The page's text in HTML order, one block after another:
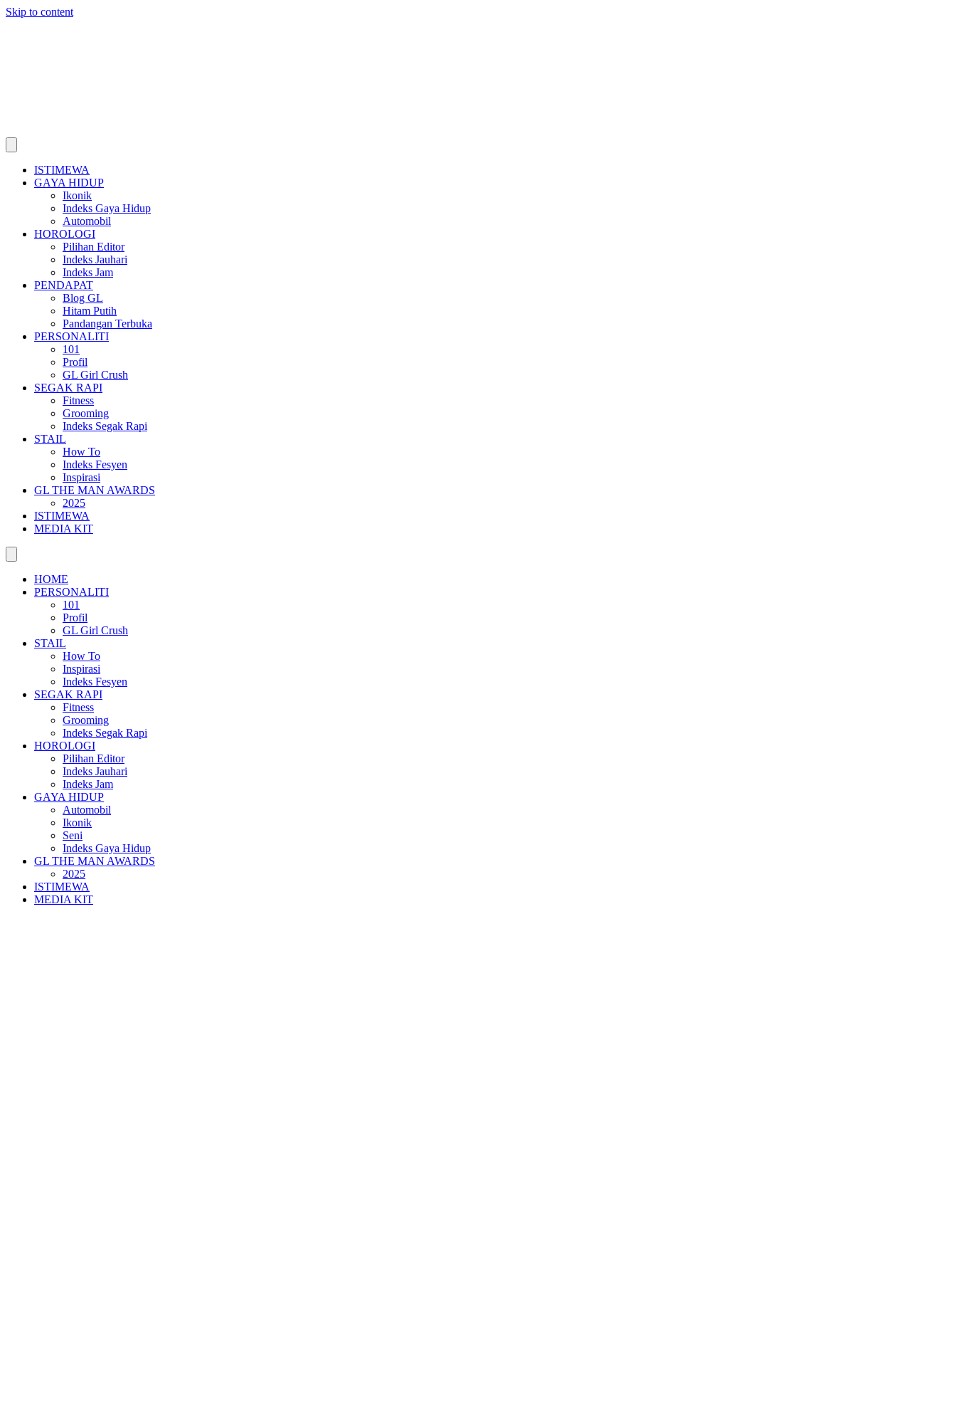
Skip to content
ISTIMEWA
GAYA HIDUP
Ikonik
Indeks Gaya Hidup
Automobil
HOROLOGI
Pilihan Editor
Indeks Jauhari
Indeks Jam
PENDAPAT
Blog GL
Hitam Putih
Pandangan Terbuka
PERSONALITI
101
Profil
GL Girl Crush
SEGAK RAPI
Fitness
Grooming
Indeks Segak Rapi
STAIL
How To
Indeks Fesyen
Inspirasi
GL THE MAN AWARDS
2025
ISTIMEWA
MEDIA KIT
HOME
PERSONALITI
101
Profil
GL Girl Crush
STAIL
How To
Inspirasi
Indeks Fesyen
SEGAK RAPI
Fitness
Grooming
Indeks Segak Rapi
HOROLOGI
Pilihan Editor
Indeks Jauhari
Indeks Jam
GAYA HIDUP
Automobil
Ikonik
Seni
Indeks Gaya Hidup
GL THE MAN AWARDS
2025
ISTIMEWA
MEDIA KIT